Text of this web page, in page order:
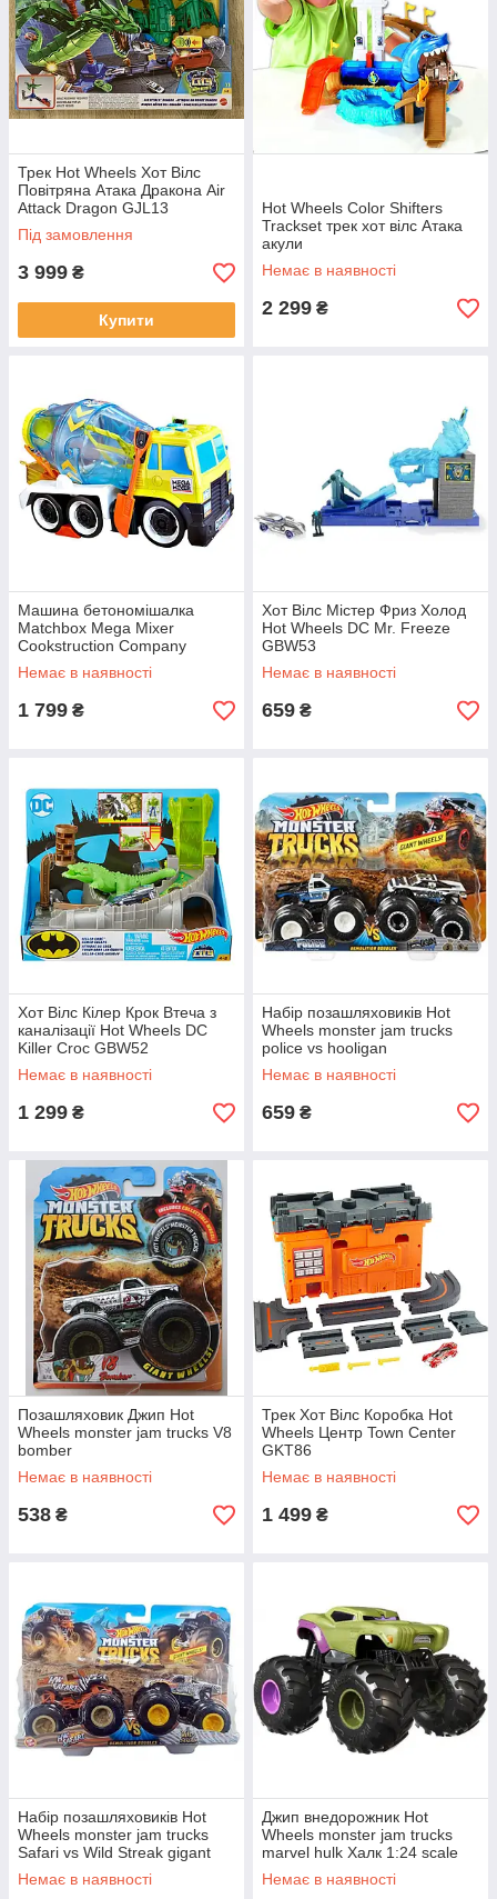
Трек Hot Wheels Хот Вілс
Повітряна Атака Дракона Air
Attack Dragon GJL13
Під замовлення
3 999 ₴
Купити
Hot Wheels Color Shіfters
Trackset трек хот вілс Атака
акули
Немає в наявності
2 299 ₴
Машина бетономішалка
Matchbox Mega Mixer
Cookstruction Company
Немає в наявності
1 799 ₴
Хот Вілс Містер Фриз Холод
Hot Wheels DC Mr. Freeze
GBW53
Немає в наявності
659 ₴
Хот Вілс Кілер Крок Втеча з
каналізації Hot Wheels DC
Killer Croc GBW52
Немає в наявності
1 299 ₴
Набір позашляховиків Hot
Wheels monster jam trucks
police vs hooligan
Немає в наявності
659 ₴
Позашляховик Джип Hot
Wheels monster jam trucks V8
bomber
Немає в наявності
538 ₴
Трек Хот Вілс Коробка Hot
Wheels Центр Town Center
GKT86
Немає в наявності
1 499 ₴
Набір позашляховиків Hot
Wheels monster jam trucks
Safari vs Wild Streak gigant
wheels
Немає в наявності
Джип внедорожник Hot
Wheels monster jam trucks
marvel hulk Халк 1:24 scale
gjg69
Немає в наявності